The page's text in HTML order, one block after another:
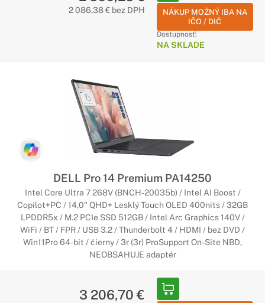
2 086,38 € bez DPH
NÁKUP MOŽNÝ IBA NA
IČO / DIČ
Dostupnosť:
NA SKLADE
DELL Pro 14 Premium PA14250
Intel Core Ultra 7 268V (BNCH-20035b) / Intel AI Boost /
Copilot+PC / 14,0" QHD+ Lesklý Touch OLED 400nits / 32GB
LPDDR5x / M.2 PCIe SSD 512GB / Intel Arc Graphics 140V /
WiFi / BT / FPR / USB 3.2 / Thunderbolt 4 / HDMI / bez DVD /
Win11Pro 64-bit / čierny / 3r (3r) ProSupport On-Site NBD,
NEOBSAHUJE adaptér
3 206,70 €